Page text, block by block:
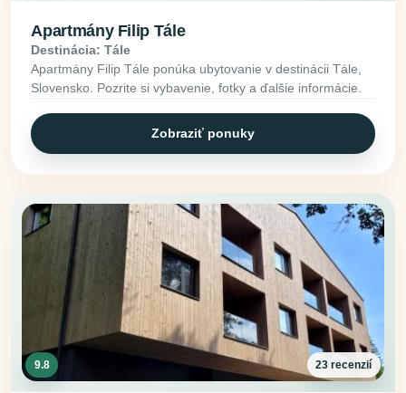
Apartmány Filip Tále
Destinácia: Tále
Apartmány Filip Tále ponúka ubytovanie v destinácii Tále,
Slovensko. Pozrite si vybavenie, fotky a ďalšie informácie.
Zobraziť ponuky
9.8 23 recenzií